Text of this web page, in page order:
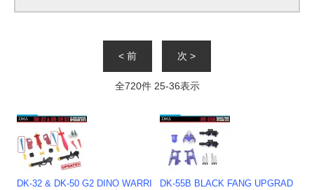
< 前 次 >
全720件 25-36表示
DK-32 & DK-50 G2 DINO WARRI
DK-55B BLACK FANG UPGRAD